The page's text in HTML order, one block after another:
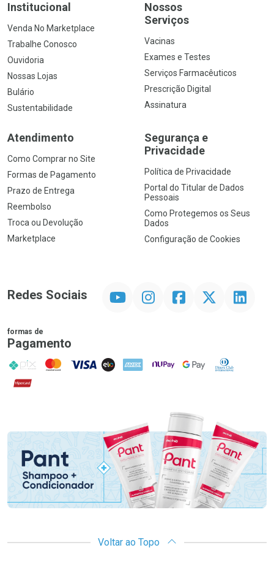
Institucional
Venda No Marketplace
Trabalhe Conosco
Ouvidoria
Nossas Lojas
Bulário
Sustentabilidade
Nossos
Serviços
Vacinas
Exames e Testes
Serviços Farmacêuticos
Prescrição Digital
Assinatura
Atendimento
Como Comprar no Site
Formas de Pagamento
Prazo de Entrega
Reembolso
Troca ou Devolução
Marketplace
Segurança e
Privacidade
Política de Privacidade
Portal do Titular de Dados
Pessoais
Como Protegemos os Seus
Dados
Configuração de Cookies
Redes Sociais InstagramFacebookTwitter Linkedin
formas de
Pagamento
PIX MasterCard
VISA ELO AMEX NuPay Google PayDiners Club
Hipercard
Promoção em Destaque
Voltar ao Topo